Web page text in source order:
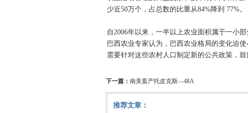
少近50万个，占总数的比重从84%降到 77%。
自2006年以来，一半以上农业面积属于一小部
巴西农业专家认为，巴西农业格局的变化迫
需要针对这些农村人口制定新的公共政策，
下一篇： 南美畜产托皮克斯—48A
推荐文章：